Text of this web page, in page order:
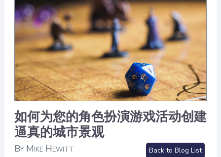
如何为您的角色扮演游戏活动创建
逼真的城市景观
By Mike Hewitt
Back to Blog List